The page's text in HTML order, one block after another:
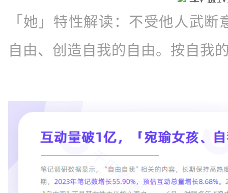
「她」特性解读： 不受他人武断
自由、创造自我的自由。 按自我